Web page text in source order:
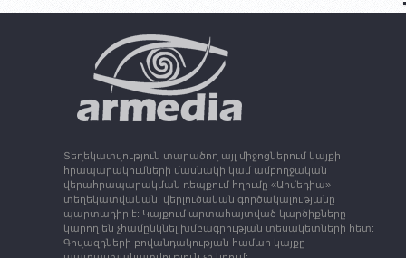
Տեղեկատվություն տարածող այլ միջոցներում կայքի
հրապարակումների մասնակի կամ ամբողջական
վերահրապարակման դեպքում հղումը «Արմեդիա»
տեղեկատվական, վերլուծական գործակալությանը
պարտադիր է: Կայքում արտահայտված կարծիքները
կարող են չհամընկնել խմբագրության տեսակետների հետ:
Գովազդների բովանդակության համար կայքը